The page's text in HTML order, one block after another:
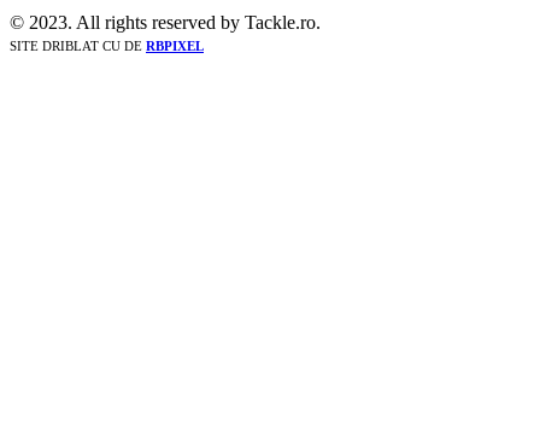
© 2023. All rights reserved by Tackle.ro.
SITE DRIBLAT CU DE RBPIXEL